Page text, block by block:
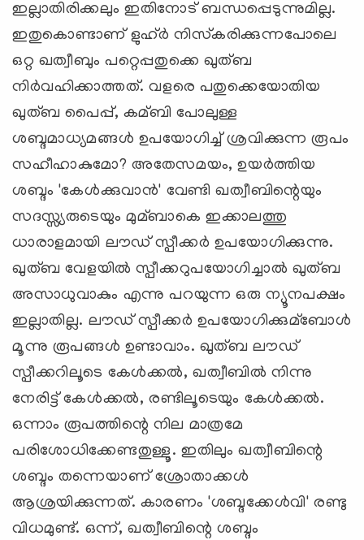
ഇല്ലാതിരിക്കലും ഇതിനോട് ബന്ധപ്പെടുന്നുമില്ല.
ഇതുകൊണ്ടാണ് ളുഹ്ര്‍ നിസ്‌കരിക്കുന്നപോലെ
ഒറ്റ ഖത്വീബും പറ്റെപ്പതുക്കെ ഖുത്ബ
നിര്‍വഹിക്കാത്തത്. വളരെ പതുക്കെയോതിയ
ഖുത്ബ പൈപ്പ്, കമ്ബി പോലുള്ള
ശബ്ദമാധ്യമങ്ങള്‍ ഉപയോഗിച്ച്‌ ശ്രവിക്കുന്ന രൂപം
സഹീഹാകുമോ? അതേസമയം, ഉയര്‍ത്തിയ
ശബ്ദം 'കേള്‍ക്കുവാന്‍' വേണ്ടി ഖത്വീബിന്റെയും
സദസ്സ്യരുടെയും മുമ്ബാകെ ഇക്കാലത്തു
ധാരാളമായി ലൗഡ് സ്പീക്കര്‍ ഉപയോഗിക്കുന്നു.
ഖുത്ബ വേളയില്‍ സ്പീക്കറുപയോഗിച്ചാല്‍ ഖുത്ബ
അസാധുവാകും എന്നു പറയുന്ന ഒരു ന്യൂനപക്ഷം
ഇല്ലാതില്ല. ലൗഡ് സ്പീക്കര്‍ ഉപയോഗിക്കുമ്ബോള്‍
മൂന്നു രൂപങ്ങള്‍ ഉണ്ടാവാം. ഖുത്ബ ലൗഡ്
സ്പീക്കറിലൂടെ കേള്‍ക്കല്‍, ഖത്വീബില്‍ നിന്നു
നേരിട്ട് കേള്‍ക്കല്‍, രണ്ടിലൂടെയും കേള്‍ക്കല്‍.
ഒന്നാം രൂപത്തിന്റെ നില മാത്രമേ
പരിശോധിക്കേണ്ടതുള്ളൂ. ഇതിലും ഖത്വീബിന്റെ
ശബ്ദം തന്നെയാണ് ശ്രോതാക്കള്‍
ആശ്രയിക്കുന്നത്. കാരണം 'ശബ്ദക്കേള്‍വി' രണ്ടു
വിധമുണ്ട്. ഒന്ന്, ഖത്വീബിന്റെ ശബ്ദം